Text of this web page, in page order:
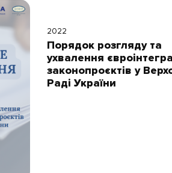
2022
Порядок розгляду та
ухвалення
законопроєктів у
Раді України